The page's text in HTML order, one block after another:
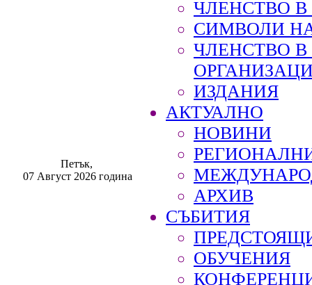
Петък,
07 Август 2026 година
ЧЛЕНСТВО В
СИМВОЛИ
ЧЛЕНСТВО
ИЗДАНИЯ
АКТУАЛНО
НОВИНИ
АРХИВ
СЪБИТИЯ
ОБУЧЕНИЯ